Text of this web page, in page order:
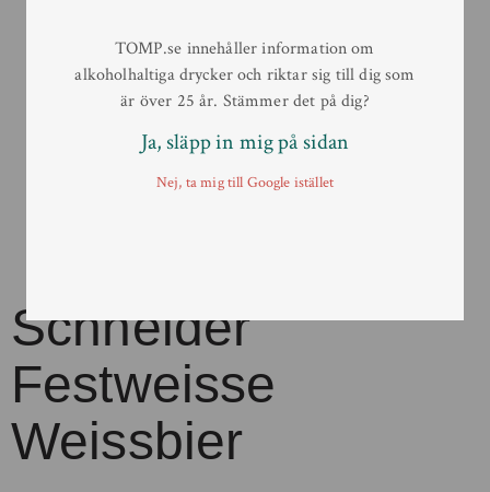
Schneider
Festweisse
Weissbier
TOMP.se innehåller information om
alkoholhaltiga drycker och riktar sig till dig som
är över 25 år. Stämmer det på dig?
Ja, släpp in mig på sidan
Nej, ta mig till Google istället